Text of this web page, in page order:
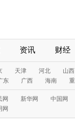
资讯 财经